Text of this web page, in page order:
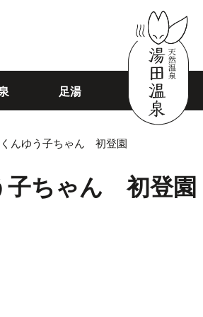
足湯
んゆう子ちゃん 初登園
子ちゃん 初登園